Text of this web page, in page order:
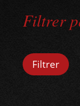
Filtrer
Filtrer